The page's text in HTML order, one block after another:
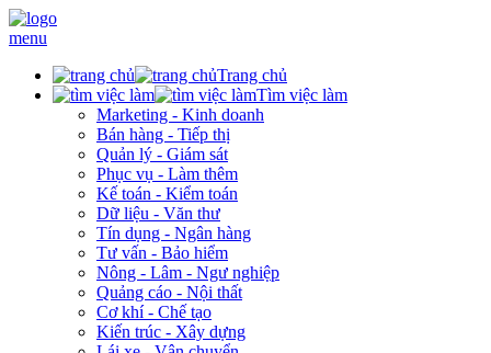
menu
Trang chủ
Tìm việc làm
Marketing - Kinh doanh
Bán hàng - Tiếp thị
Quản lý - Giám sát
Phục vụ - Làm thêm
Kế toán - Kiểm toán
Dữ liệu - Văn thư
Tín dụng - Ngân hàng
Tư vấn - Bảo hiểm
Nông - Lâm - Ngư nghiệp
Quảng cáo - Nội thất
Cơ khí - Chế tạo
Kiến trúc - Xây dựng